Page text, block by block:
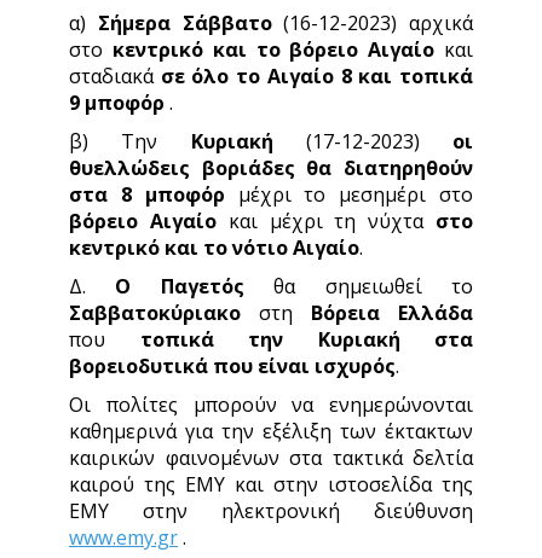
α) Σήμερα Σάββατο(16-12-2023) αρχικά
στο κεντρικό και το βόρειο Αιγαίο και
σταδιακά σε όλο το Αιγαίο 8 και τοπικά
9 μποφόρ .
β) Την Κυριακή (17-12-2023) οι
θυελλώδεις βοριάδες θα διατηρηθούν
στα 8 μποφόρ μέχρι το μεσημέρι στο
βόρειο Αιγαίοκαι μέχρι τη νύχτα στο
κεντρικό και το νότιο Αιγαίο.
Δ. Ο Παγετός θα σημειωθεί το
Σαββατοκύριακο στη Βόρεια Ελλάδα
που τοπικά την Κυριακή στα
βορειοδυτικά που είναι ισχυρός.
Οι πολίτες μπορούν να ενημερώνονται
καθημερινά για την εξέλιξη των έκτακτων
καιρικών φαινομένων στα τακτικά δελτία
καιρού της ΕΜΥ και στην ιστοσελίδα της
ΕΜΥ στην ηλεκτρονική διεύθυνση
www.emy.gr.